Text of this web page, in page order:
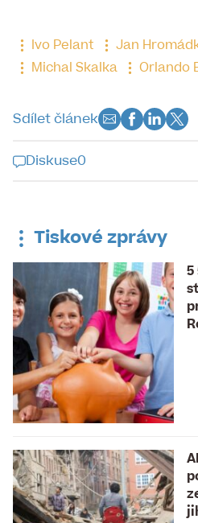
Ivo Pelant Jan
Michal Skalka
Orlando
Sdílet článek
Diskuse0
Tiskové zprávy
5